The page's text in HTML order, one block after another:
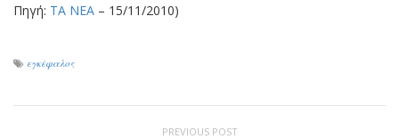
Πηγή: ΤΑ ΝΕΑ – 15/11/2010)
εγκέφαλος
PREVIOUS POST